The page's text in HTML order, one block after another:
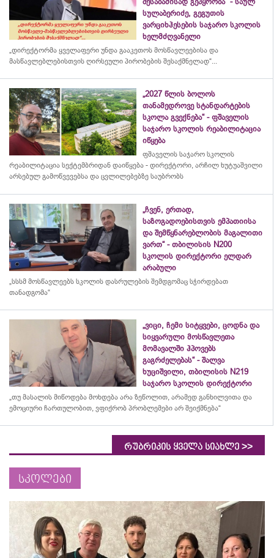
სულაბერიძე, გეგუთის
ვარციხჰესების საჯარო სკოლის
ხელმძღვანელი
„დირექტორმა ყველაფერი უნდა გააკეთოს მოსწავლეებისა და
მასწავლებლებისთვის ღირსეული პირობების შესაქმნელად“...
„2027 წლის ბოლოს
თანამედროვე სტანდარტების
სკოლა გვექნება“ - ფშაველის
საჯარო სკოლის რეაბილიტაცია
იწყება
ფშაველის საჯარო სკოლის
რეაბილიტაცია სექტემბრიდან დაიწყება - დირექტორი, არჩილ ხუტუაშვილი
არსებულ გამოწვევებსა და ცვლილებებზე საუბრობს
„ჩვენ, ერთად,
საზოგადოებისთვის ემპათიისა
და შემწყნარებლობის მაგალითი
ვართ“ - თბილისის N200
სკოლის დირექტორი ელდარ
არაბული
„სსსმ მოსწავლეებს სკოლის დასრულების შემდგომაც სჭირდებათ
თანადგომა“
„ვიცი, ჩემი სიტყვები, ცოდნა და
სიყვარული მოსწავლეთა
მომავალში ჰპოვებს
გაგრძელებას“ - შალვა
ხუციშვილი, თბილისის N219
საჯარო სკოლის დირექტორი
„თუ მასალის მიწოდება მოხდება არა ზეწოლით, არამედ განხილვითა და
ემოციური ჩართულობით, ვფიქრობ პრობლემები არ შეიქმნება“
რუბრიკის ყველა სიახლე >>
სკოლები